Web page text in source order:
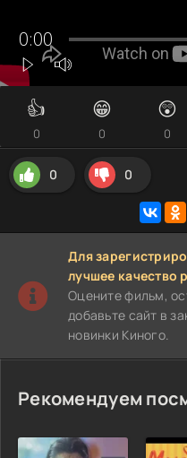
👍
0
😁
0
😲
0
0 0
Для
лучшее качество
Оцените фильм,
добавьте сайт в
новинки Киного.
Рекомендуем